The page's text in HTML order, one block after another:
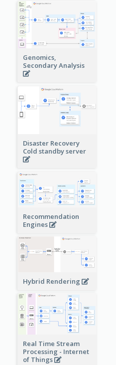
Genomics,
Secondary Analysis
Disaster Recovery
Cold standby server
Recommendation
Engines
Hybrid Rendering
Real Time Stream
Processing - Internet
of Things